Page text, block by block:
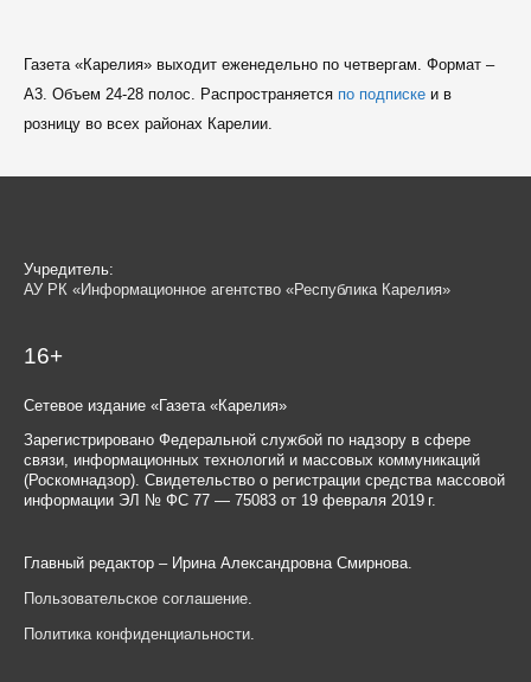
Газета «Карелия» выходит еженедельно по четвергам. Формат –
A3. Объем 24-28 полос. Распространяется по подпискеи в
розницу во всех районах Карелии.
Учредитель:
АУ РК «Информационное агентство «Республика Карелия»
16+
Сетевое издание «Газета «Карелия»
Зарегистрировано Федеральной службой по надзору в сфере
связи, информационных технологий и массовых коммуникаций
(Роскомнадзор). Свидетельство о регистрации средства массовой
информации ЭЛ № ФС 77 — 75083 от 19 февраля 2019 г.
Главный редактор – Ирина Александровна Смирнова.
Пользовательское соглашение
Политика конфиденциальности